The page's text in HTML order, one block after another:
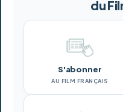
du
S'abonner
AU FILM FRANÇAIS